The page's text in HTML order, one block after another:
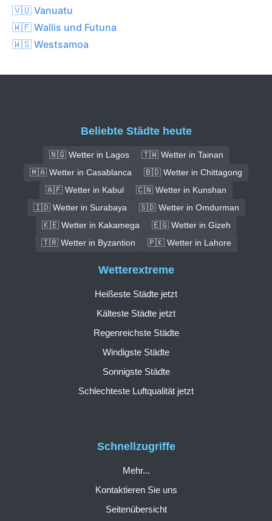
🇻🇺 Vanuatu
🇼🇫 Wallis und Futuna
🇼🇸 Westsamoa
Beliebte Städte heute
🇳🇬 Wetter in Lagos
🇹🇼 Wetter in Tainan
🇲🇦 Wetter in Casablanca
🇧🇩 Wetter in Chittagong
🇦🇫 Wetter in Kabul
🇨🇳 Wetter in Kunshan
🇮🇩 Wetter in Surabaya
🇸🇩 Wetter in Omdurman
🇰🇪 Wetter in Kakamega
🇪🇬 Wetter in Gizeh
🇹🇷 Wetter in Byzantion
🇵🇰 Wetter in Lahore
Schnellzugriffe
Mehr...
Kontaktieren Sie uns
Seitenübersicht
Wetterextreme
Heißeste Städte jetzt
Kälteste Städte jetzt
Regenreichste Städte
Windigste Städte
Sonnigste Städte
Schlechteste Luftqualität jetzt